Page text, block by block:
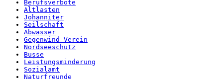
Berufsverbote
Altlasten
Johanniter
Seilschaft
Abwasser
Gegenwind-Verein
Nordseeschutz
Busse
Leistungsminderung
Sozialamt
Naturfreunde